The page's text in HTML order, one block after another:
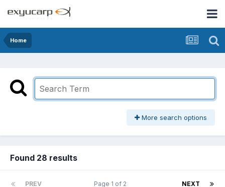
Home
More search options
Found 28 results
PREV NEXT
Page 1 of 2